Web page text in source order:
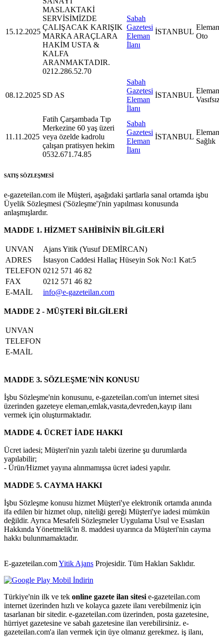
15.12.2025
MASLAKTAKİ
SERVİSİMİZDE
ÇALIŞACAK KARIŞIK
MARKA ARAÇLARA
HAKİM USTA &
KALFA
ARANMAKTADIR.
0212.286.52.70
Sabah
Gazetesi
Eleman
İlanı
İSTANBUL
Oto
08.12.2025 SD AS
Sabah
Gazetesi
Eleman
İlanı
İSTANBUL
11.11.2025
Fatih Çarşambada Tıp
Merkezine 60 yaş üzeri
veya özelde kadrolu
çalışan pratisyen hekim
0532.671.74.85
Sabah
Gazetesi
Eleman
İlanı
İSTANBUL
Sağlık
SATIŞ SÖZLEŞMESİ
e-gazeteilan.com ile Müşteri, aşağıdaki şartlarla sanal ortamda işbu
Üyelik Sözleşmesi ('Sözleşme')'nin yapılması konusunda
anlaşmışlardır.
MADDE 1. HİZMET SAHİBİNİN BİLGİLERİ
UNVAN
Ajans Yitik (Yusuf DEMİRCAN)
ADRES
İstasyon Caddesi Hallaç Hüseyin Sok No:1 Kat:5
TELEFON 0212 571 46 82
FAX
0212 571 46 82
E-MAİL
info@e-gazeteilan.com
MADDE 2 - MÜŞTERİ BİLGİLERİ
UNVAN
TELEFON
E-MAİL
MADDE 3. SÖZLEŞME'NİN KONUSU
İşbu Sözleşme'nin konusunu, e-gazeteilan.com'un internet sitesi
üzerinden gazeteye eleman,emlak,vasıta,devreden,kayıp ilanı
vermek için oluşturmaktadır.
MADDE 4. ÜCRET İADE HAKKI
Ücret iadesi; Müşteri'nin yazılı talebi üzerine şu durumlarda
yapılabilir;
- Ürün/Hizmet yayına alınmamışsa ücret iadesi yapılır.
MADDE 5. CAYMA HAKKI
İşbu Sözleşme konusu hizmet Müşteri'ye elektronik ortamda anında
ifa edilen bir hizmet olup, niteliği gereği Müşteri'ye iadesi mümkün
değildir. Ayrıca Mesafeli Sözleşmeler Uygulama Usul ve Esasları
Hakkında Yönetmelik'in 8. maddesi uyarınca da Müşteri'nin cayma
hakkı bulunmamaktadır.
E-gazeteilan.comYitik Ajans Projesidir. Tüm Hakları Saklıdır.
Türkiye'nin ilk ve tek online gazete ilan sitesi e-gazeteilan.com
internet üzerinden hızlı ve kolayca gazete ilanı verebilmeniz için
tasarlanan bir sitedir. e-gazeteilan.com üzerinden, posta gazetesine,
hürriyet gazetesine ve sabah gazetesine ilan verebilirsiniz. e-
gazeteilan.com'a ilan vermek için üye olmanız gerekmez. iş ilanı,